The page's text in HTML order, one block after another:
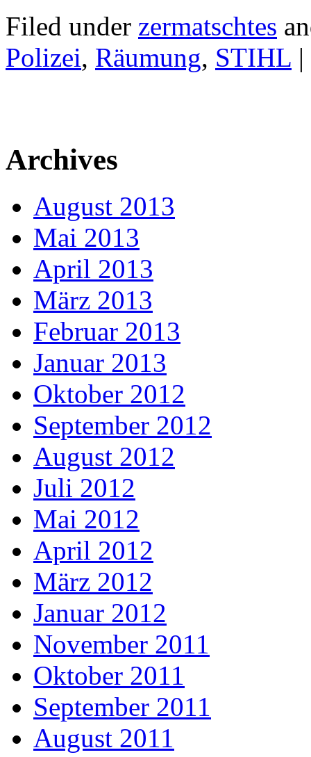
Filed under zermatschtes
Polizei, Räumung, STIHL |
Archives
August 2013
Mai 2013
April 2013
März 2013
Februar 2013
Januar 2013
Oktober 2012
September 2012
August 2012
Juli 2012
Mai 2012
April 2012
März 2012
Januar 2012
November 2011
Oktober 2011
September 2011
August 2011